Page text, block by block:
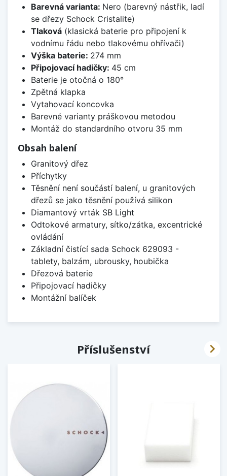
Barevná varianta: Nero (barevný nástřik, ladí
se dřezy Schock Cristalite)
Tlaková(klasická baterie pro připojení k
vodnímu řádu nebo tlakovému ohřívači)
Výška baterie: 274 mm
Připojovací hadičky: 45 cm
Baterie je otočná o 180°
Zpětná klapka
Vytahovací koncovka
Barevné varianty práškovou metodou
Montáž do standardního otvoru 35 mm
Obsah balení
Granitový dřez
Příchytky
Těsnění není součástí balení, u granitových
dřezů se jako těsnění používá silikon
Diamantový vrták SB Light
Odtokové armatury, sítko/zátka, excentrické
ovládání
Základní čistící sada Schock 629093 -
tablety, balzám, ubrousky, houbička
Dřezová baterie
Připojovací hadičky
Montážní balíček
Příslušenství 